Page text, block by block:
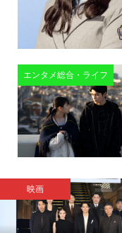
エンタメ総合・ライフ
映画